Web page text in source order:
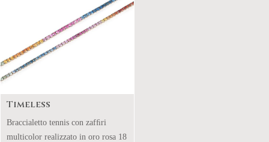
Timeless
Braccialetto tennis con zafﬁri
multicolor realizzato in oro rosa 18